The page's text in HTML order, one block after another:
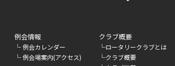
例会情報
└例会カレンダー
└例会場案内(アクセス)
クラブ概要
└ロータリークラブとは
└クラブ概要